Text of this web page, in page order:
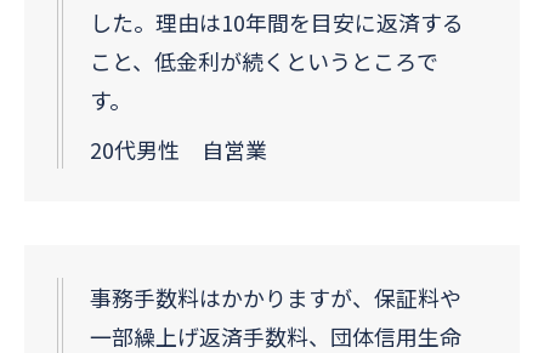
した。理由は10年間を目安に返済する
こと、低金利が続くというところで
す。
20代男性 自営業
事務手数料はかかりますが、保証料や
一部繰上げ返済手数料、団体信用生命